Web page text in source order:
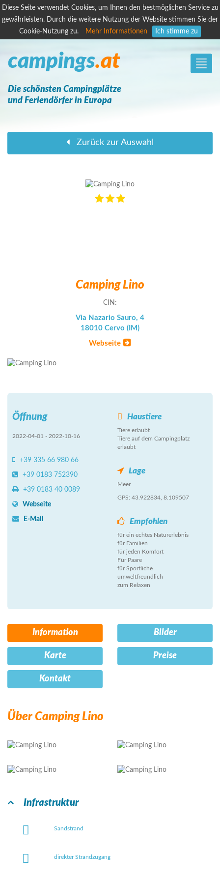
Diese Seite verwendet Cookies, um Ihnen den bestmöglichen Service zu
gewährleisten. Durch die weitere Nutzung der Website stimmen Sie der
Cookie-Nutzung zu.
Mehr Informationen Ich stimme zu
Toggle
campings.at
Die schönsten Campingplätze
und Feriendörfer in Europa
Zurück zur Auswahl
Camping Lino
CIN:
Via Nazario Sauro, 4
18010 Cervo (IM)
Webseite
Öffnung
2022-04-01 - 2022-10-16
+39 335 66 980 66
+39 0183 752390
+39 0183 40 0089
Webseite
E-Mail
Haustiere
Tiere erlaubt
Tiere auf dem Campingplatz
erlaubt
Lage
Meer
GPS: 43.922834, 8.109507
Empfohlen
für ein echtes Naturerlebnis
für Familien
für jeden Komfort
Für Paare
für Sportliche
umweltfreundlich
zum Relaxen
Information Bilder
Karte Preise
Kontakt
Über Camping Lino
Infrastruktur
Sandstrand
direkter Strandzugang